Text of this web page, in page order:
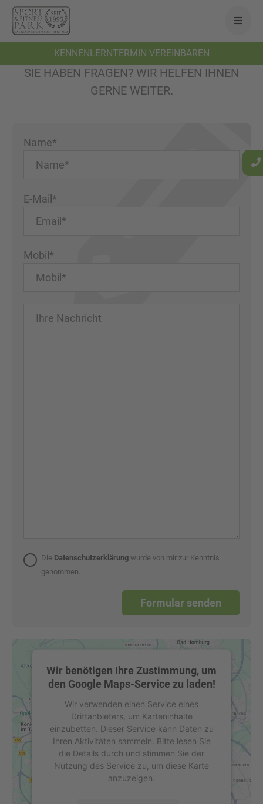
KENNENLERNTERMIN VEREINBAREN
KENNENLERNTERMIN
SIE HABEN FRAGEN? WIR HELFEN IHNEN
GERNE WEITER.
Wir benötigen Ihre Zustimmung, um
den Google Maps-Service zu laden!
Wir verwenden einen Service eines
Drittanbieters, um Karteninhalte
einzubetten. Dieser Service kann Daten zu
Ihren Aktivitäten sammeln. Bitte lesen Sie
die Details durch und stimmen Sie der
Nutzung des Service zu, um diese Karte
anzuzeigen.
Name*
E-Mail*
Mobil*
Die Datenschutzerklärung wurde von mir zur Kenntnis
genommen.